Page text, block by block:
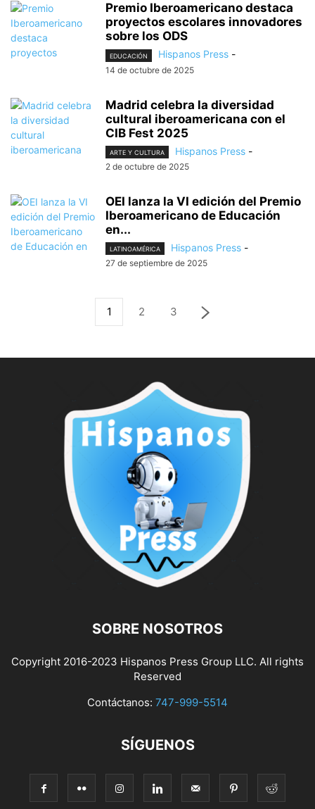
Premio Iberoamericano destaca
proyectos escolares innovadores
sobre los ODS
EDUCACIÓN Hispanos Press -
14 de octubre de 2025
Madrid celebra la diversidad
cultural iberoamericana con el
CIB Fest 2025
ARTE Y CULTURA Hispanos Press -
2 de octubre de 2025
OEI lanza la VI edición del Premio
Iberoamericano de Educación
en...
LATINOAMÉRICA Hispanos Press -
27 de septiembre de 2025
1 2 3
SOBRE NOSOTROS
Copyright 2016-2023 Hispanos Press Group LLC. All rights
Reserved
Contáctanos: 747-999-5514
SÍGUENOS